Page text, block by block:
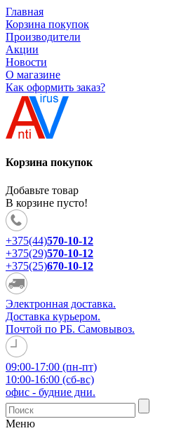
Главная
Корзина покупок
Производители
Акции
Новости
О магазине
Как оформить заказ?
Корзина покупок
Добавьте товар
В корзине пусто!
+375(44)570-10-12
+375(29)570-10-12
+375(25)670-10-12
Электронная доставка.
Доставка курьером.
Почтой по РБ. Самовывоз.
09:00-17:00 (пн-пт)
10:00-16:00 (сб-вс)
офис - будние дни.
Меню